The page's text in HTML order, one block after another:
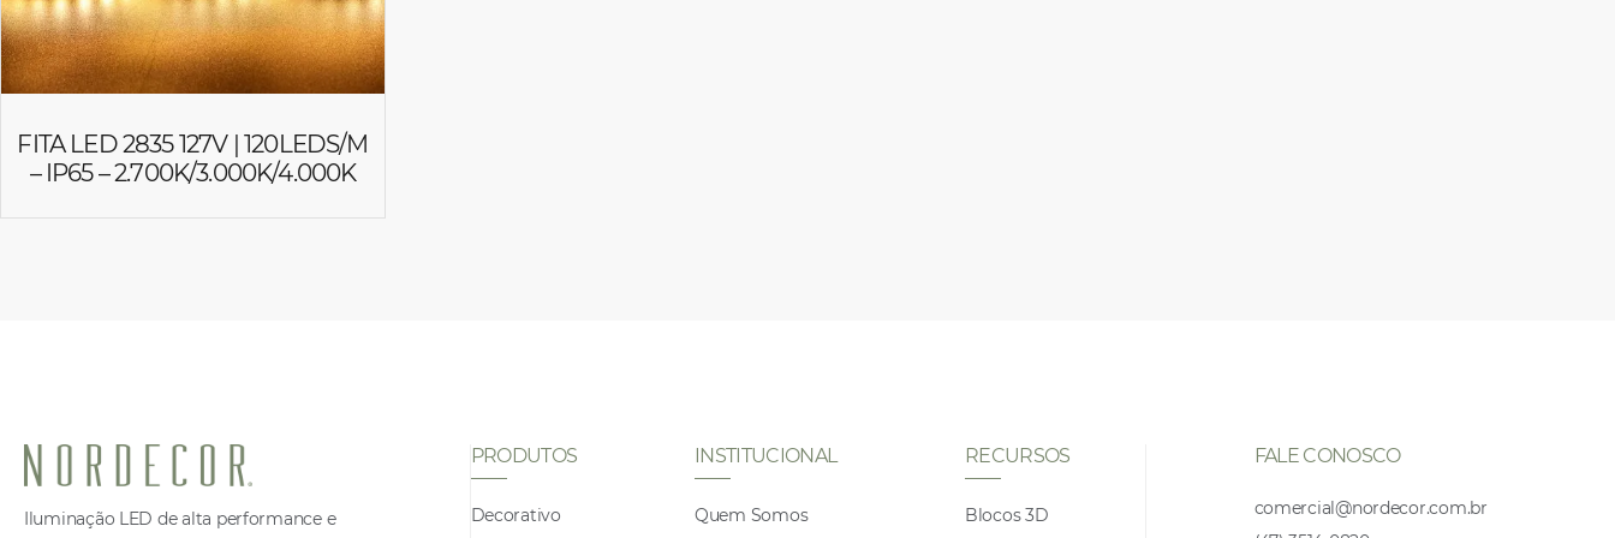
FITA LED 2835 127V | 120LEDS/M
– IP65 – 2.700K/3.000K/4.000K
Iluminação LED de alta performance e
PRODUTOS
Decorativo
INSTITUCIONAL
Quem Somos
RECURSOS
Blocos 3D
FALE CONOSCO
comercial@nordecor.com.br